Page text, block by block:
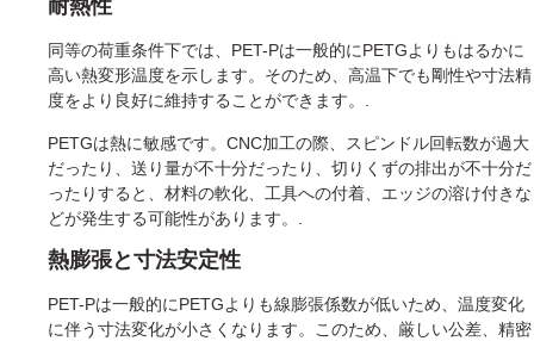
耐熱性
同等の荷重条件下では、PET-Pは一般的にPETGよりもはるかに
高い熱変形温度を示します。そのため、高温下でも剛性や寸法精
度をより良好に維持することができます。.
PETGは熱に敏感です。CNC加工の際、スピンドル回転数が過大
だったり、送り量が不十分だったり、切りくずの排出が不十分だ
ったりすると、材料の軟化、工具への付着、エッジの溶け付きな
どが発生する可能性があります。.
熱膨張と寸法安定性
PET-Pは一般的にPETGよりも線膨張係数が低いため、温度変化
に伴う寸法変化が小さくなります。このため、厳しい公差、精密